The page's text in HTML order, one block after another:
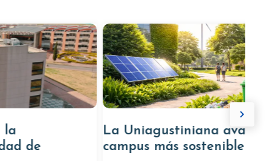
La Uniagustiniana avanza hacia un
campus más sostenible